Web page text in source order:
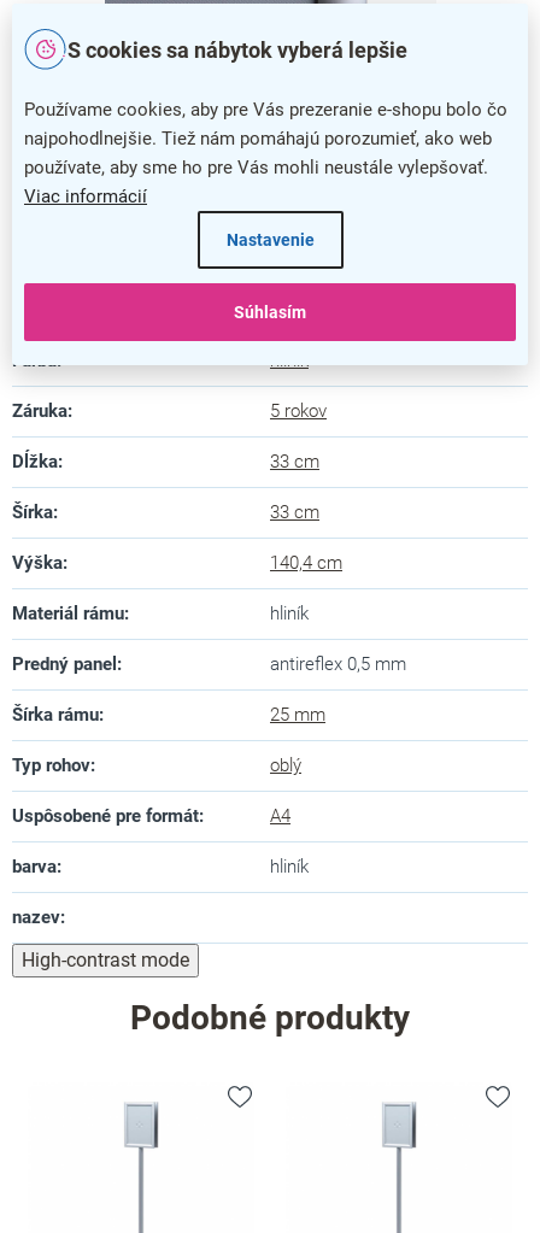
S cookies sa nábytok vyberá lepšie
Používame cookies, aby pre Vás prezeranie e-shopu bolo čo
najpohodlnejšie. Tiež nám pomáhajú porozumieť, ako web
používate, aby sme ho pre Vás mohli neustále vylepšovať.
Viac informácií
Nastavenie
Súhlasím
Hliníkový rám o hrúbke 25 mm s oblými rohmi
Dodatočné parametre
Klasické klaprámy
Farba
Záruka: 5 rokov
Dĺžka: 33 cm
Šírka: 33 cm
Výška: 140,4 cm
Materiál rámu: hliník
Predný panel : antireflex 0,5 mm
Šírka rámu: 25 mm
Typ rohov: oblý
Uspôsobené pre formát: A4
barva: hliník
nazev:
High-contrast mode
Podobné produkty